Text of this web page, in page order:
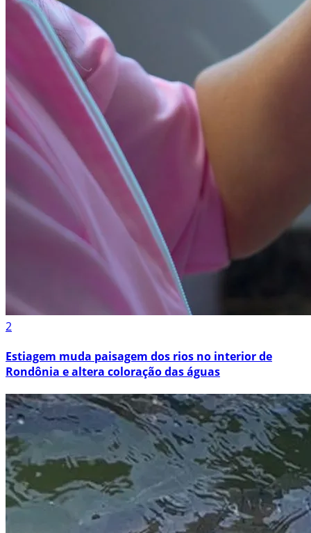
2
Estiagem muda paisagem dos rios no interior de
Rondônia e altera coloração das águas